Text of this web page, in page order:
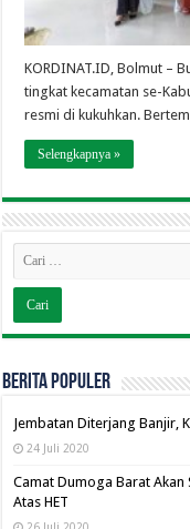
KORDINAT.ID, Bolmut –
tingkat kecamatan se-
resmi di kukuhkan.
Selengkapnya »
BERITA POPULER
Jembatan Diterjang Banjir,
24 Juli 2020
Camat Dumoga Barat Akan
Atas HET
26 Juli 2020